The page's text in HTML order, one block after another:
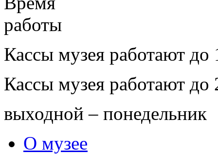
Кассы музея работают до
Кассы музея работают
выходной – понедельник
О музее